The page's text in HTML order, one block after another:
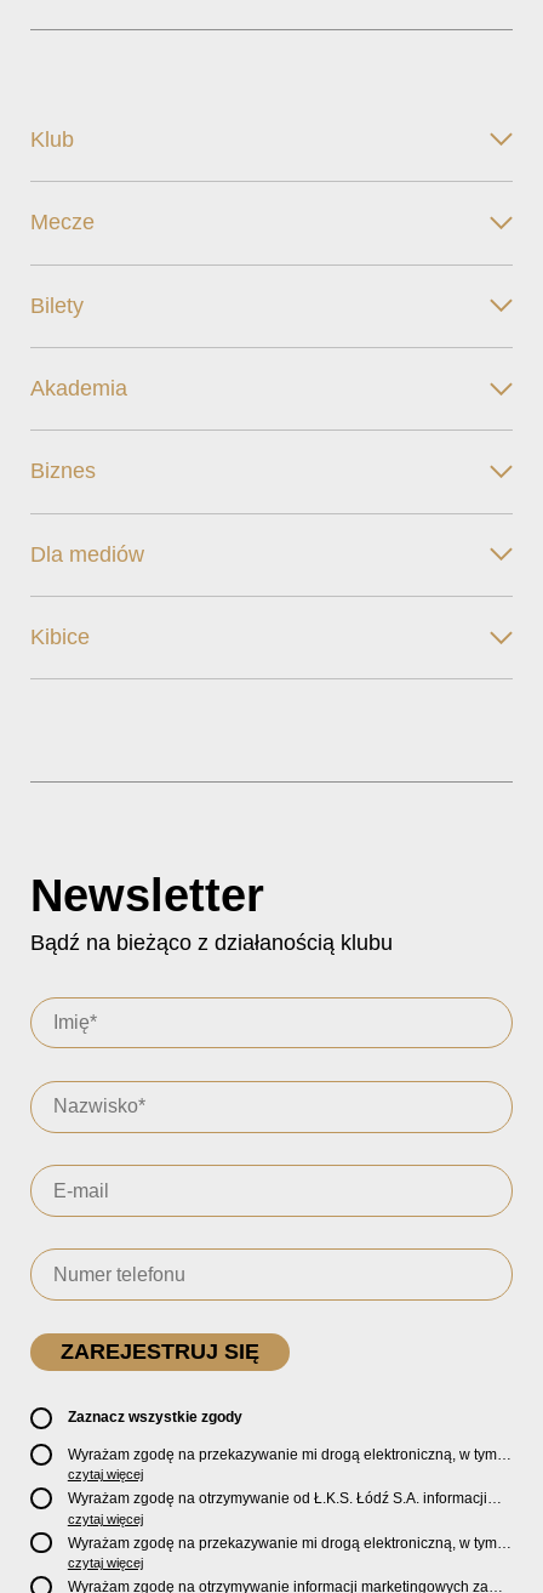
Klub
Mecze
Bilety
Akademia
Biznes
Dla mediów
Kibice
Newsletter
Bądź na bieżąco z działanością klubu
Zaznacz wszystkie zgody
Wyrażam zgodę na przekazywanie mi drogą elektroniczną, w tym
pocztą e-mail, oficjalnego newslettera oraz informacji o zniżkach,
promocjach, nowościach, biletach, karnetach, ofercie sklepu U2
Store oraz serwisu bilety.lkslodz.pl i innych produktach oraz
usługach oferowanych przez Ł.K.S. Łódź S.A.
czytaj więcej
Wyrażam zgodę na otrzymywanie od Ł.K.S. Łódź S.A. informacji
marketingowych dotyczących działalności spółki, ofert, wydarzeń i
produktów za pośrednictwem wiadomości SMS oraz połączeń
telefonicznych.
czytaj więcej
Wyrażam zgodę na przekazywanie mi drogą elektroniczną, w tym
pocztą e-mail, informacji handlowych i marketingowych o
produktach, usługach i działalnościSponsorów i PartnerówŁ.K.S.
czytaj więcej
Wyrażam zgodę na otrzymywanie informacji marketingowych za